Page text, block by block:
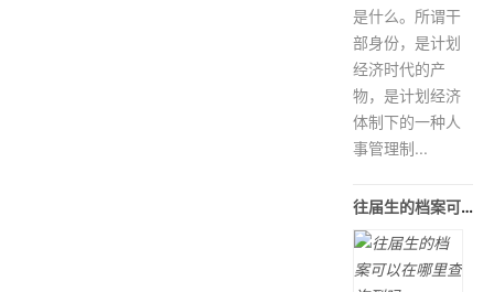
是什么。所谓干
部身份，是计划
经济时代的产
物，是计划经济
体制下的一种人
事管理制...
往届生的档案可以在哪里查询到吗